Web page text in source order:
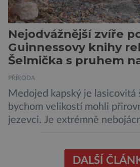
Nejodvážnější zvíře
Guinnessovy knihy
Šelmička s pruhem
PŘÍRODA
Medojed kapský je lasicovitá
bychom velikostí mohli
jezevci. Je extrémně
Guinnessovy knihy rekordů.
DALŠÍ